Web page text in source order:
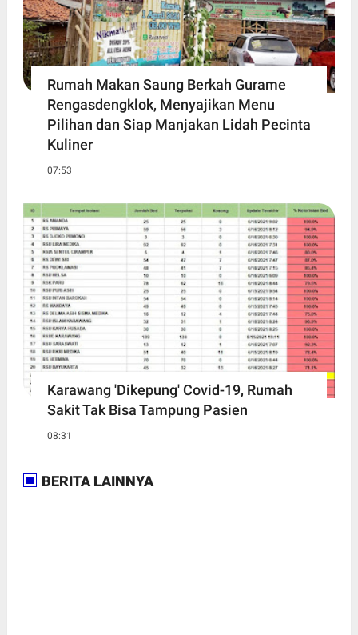
Rumah Makan Saung Berkah Gurame
Rengasdengklok, Menyajikan Menu
Pilihan dan Siap Manjakan Lidah Pecinta
Kuliner
07:53
Karawang 'Dikepung' Covid-19, Rumah
Sakit Tak Bisa Tampung Pasien
08:31
BERITA LAINNYA